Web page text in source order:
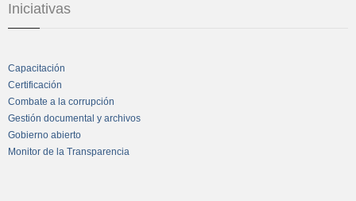
Iniciativas
Capacitación
Certificación
Combate a la corrupción
Gestión documental y archivos
Gobierno abierto
Monitor de la Transparencia